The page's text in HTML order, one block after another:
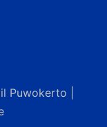
Puwokerto |